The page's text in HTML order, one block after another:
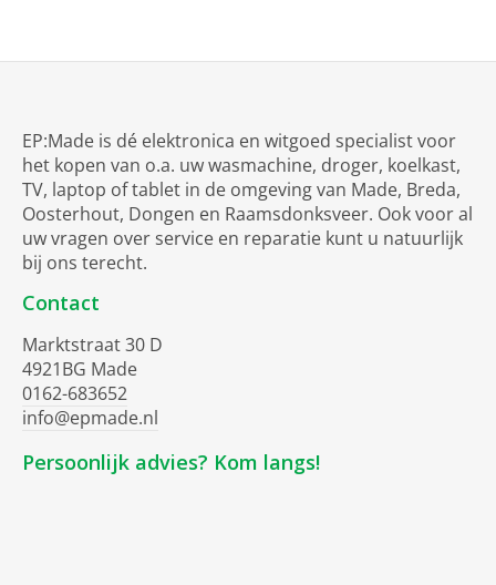
EP:Made is dé elektronica en witgoed specialist voor
het kopen van o.a. uw wasmachine, droger, koelkast,
TV, laptop of tablet in de omgeving van Made, Breda,
Oosterhout, Dongen en Raamsdonksveer. Ook voor al
uw vragen over service en reparatie kunt u natuurlijk
bij ons terecht.
Contact
Marktstraat 30 D
4921BG Made
0162-683652
info@epmade.nl
Persoonlijk advies? Kom langs!